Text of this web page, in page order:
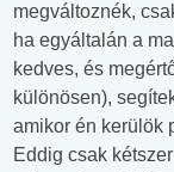
megváltoznék,
ha egyáltalán a
kedves, és
különösen),
amikor én kerülök
Eddig csak